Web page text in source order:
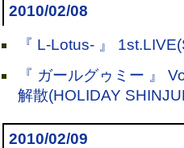
2010/02/08
『 L-Lotus- 』
『 ガールグゥミー 』
解散(HOLIDAY
2010/02/09